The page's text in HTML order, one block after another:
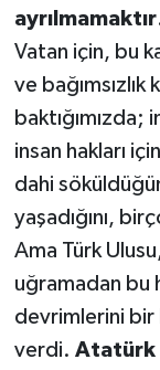
ayrılmamaktır
Vatan için, bu
ve
baktığımızda;
insan hakları
dahi
yaşadığını,
Ama Türk
uğramadan bu
devrimlerini
verdi. Atatürk